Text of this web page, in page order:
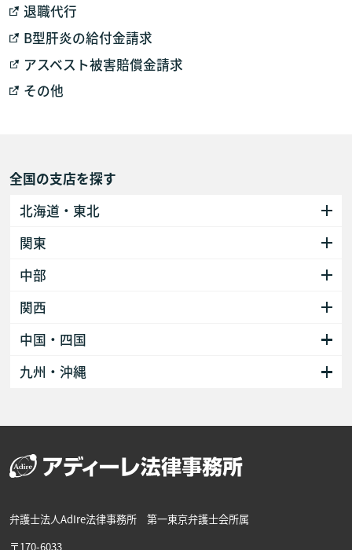
退職代行
B型肝炎の給付金請求
アスベスト被害賠償金請求
その他
全国の支店を探す
北海道・東北
関東
中部
関西
中国・四国
九州・沖縄
弁護士法人AdIre法律事務所 第一東京弁護士会所属
〒170-6033